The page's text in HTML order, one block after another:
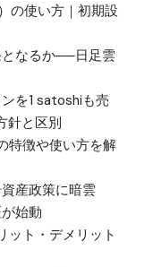
の使い方｜初期設
となるか──日足雲
を1 satoshiも売
針と区別
特徴や使い方を解
産政策に暗雲
始動
ット・デメリット